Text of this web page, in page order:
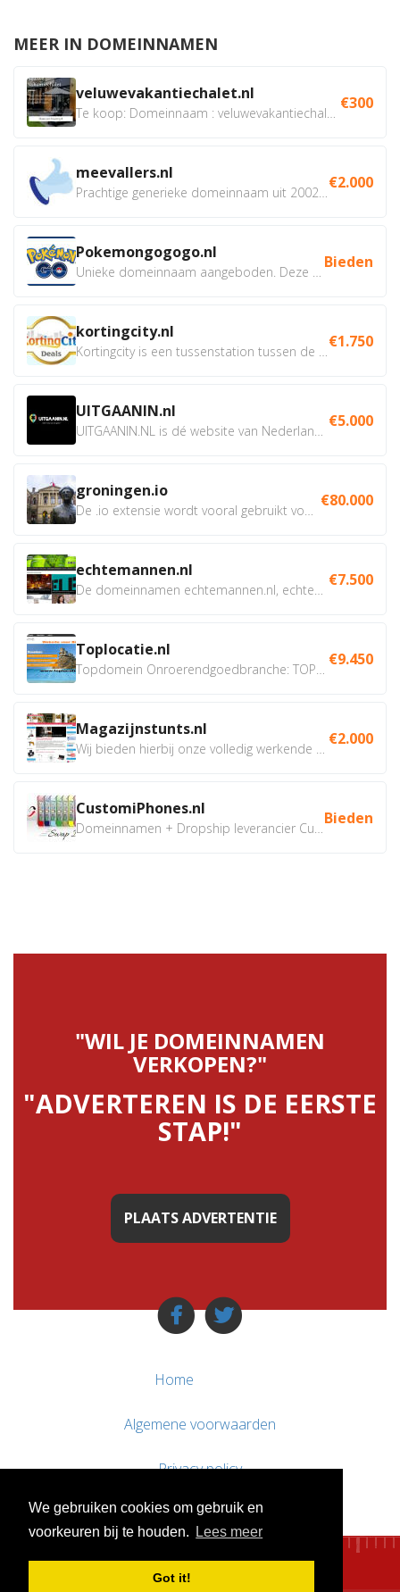
We gebruiken cookies om gebruik en
voorkeuren bij te houden.
Lees meer
Got it!
MEER IN DOMEINNAMEN
veluwevakantiechalet.nl €300
meevallers.nl €2.000
Pokemongogogo.nl Bieden
kortingcity.nl €1.750
UITGAANIN.nl €5.000
groningen.io €80.000
echtemannen.nl €7.500
Toplocatie.nl €9.450
Magazijnstunts.nl €2.000
CustomiPhones.nl Bieden
"WIL JE DOMEINNAMEN
VERKOPEN?"
"ADVERTEREN IS DE EERSTE
STAP!"
PLAATS ADVERTENTIE
Home
Algemene voorwaarden
Privacy policy
Contact / Support